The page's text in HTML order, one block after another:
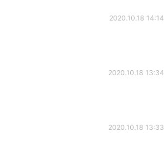
2020.10.18 14:14
2020.10.18 13:34
2020.10.18 13:33